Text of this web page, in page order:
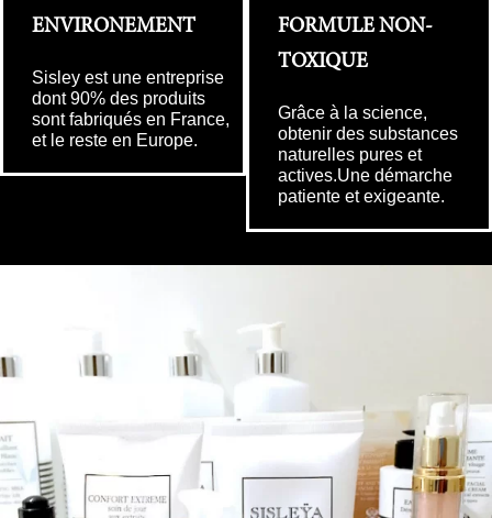
ENVIRONEMENT
Sisley est une entreprise
dont 90% des produits
sont fabriqués en France,
et le reste en Europe.
FORMULE NON-
TOXIQUE
Grâce à la science,
obtenir des substances
naturelles pures et
actives.Une démarche
patiente et exigeante.